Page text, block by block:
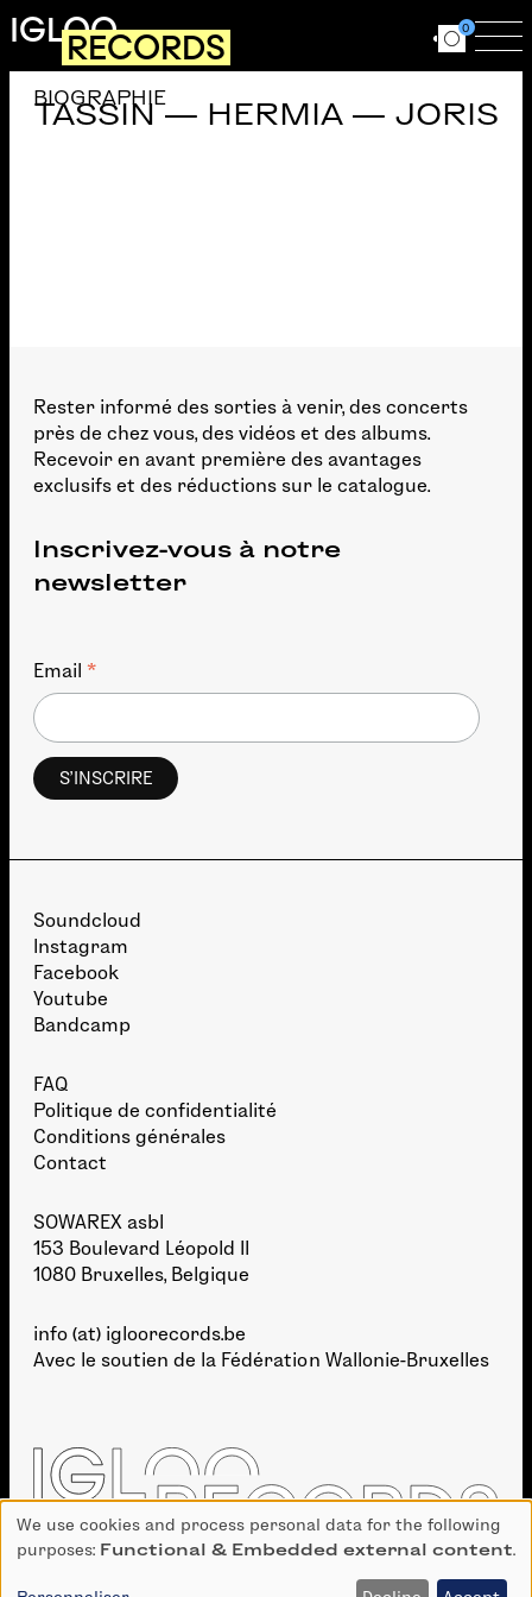
Aller au contenu principal
IGLOORECORDS Ouvrir le
0
TASSIN — HERMIA — JORIS
BIOGRAPHIE
Rester informé des sorties à venir, des concerts
près de chez vous, des vidéos et des albums.
Recevoir en avant première des avantages
exclusifs et des réductions sur le catalogue.
Inscrivez-vous à notre
newsletter
Email *
Soundcloud
Instagram
Facebook
Youtube
Bandcamp
FAQ
Politique de confidentialité
Conditions générales
Contact
SOWAREX asbl
153 Boulevard Léopold II
1080 Bruxelles, Belgique
info (at) igloorecords.be
Avec le soutien de la Fédération Wallonie-Bruxelles
Use
of
We use cookies and process personal data for the following
purposes: Functional & Embedded external content.